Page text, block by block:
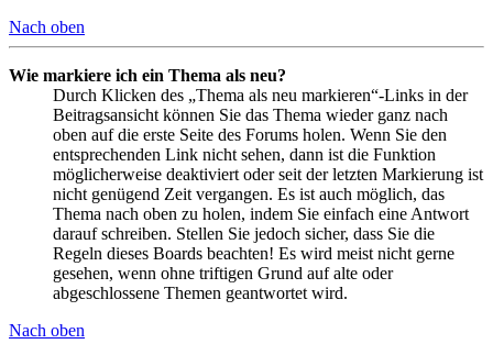
Nach oben
Wie markiere ich ein Thema als neu?
Durch Klicken des „Thema als neu markieren“-Links in der
Beitragsansicht können Sie das Thema wieder ganz nach
oben auf die erste Seite des Forums holen. Wenn Sie den
entsprechenden Link nicht sehen, dann ist die Funktion
möglicherweise deaktiviert oder seit der letzten Markierung ist
nicht genügend Zeit vergangen. Es ist auch möglich, das
Thema nach oben zu holen, indem Sie einfach eine Antwort
darauf schreiben. Stellen Sie jedoch sicher, dass Sie die
Regeln dieses Boards beachten! Es wird meist nicht gerne
gesehen, wenn ohne triftigen Grund auf alte oder
abgeschlossene Themen geantwortet wird.
Nach oben